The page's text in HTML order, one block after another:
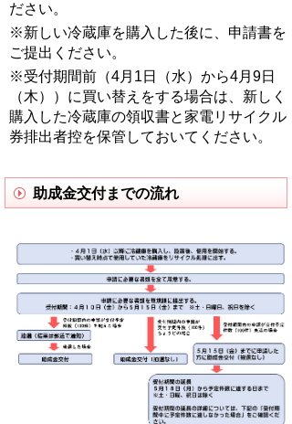
ださい。
※新しい冷蔵庫を購入した後に、申請書を
ご提出ください。
※受付期間前（4月1日（水）から4月9日
（木））に買い替えをする場合は、新しく
購入した冷蔵庫の領収書と家電リサイクル
券排出者控を保管しておいてください。
助成金交付までの流れ